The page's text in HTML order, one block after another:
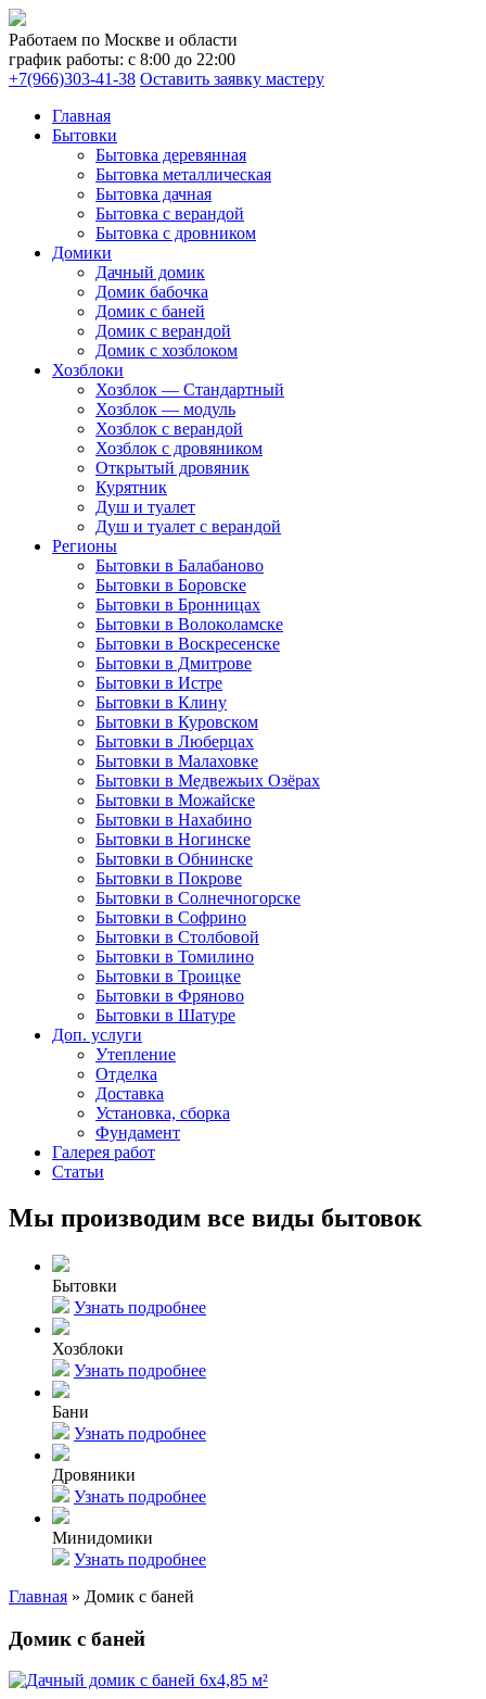
Работаем по Москве и области
график работы: с 8:00 до 22:00
+7(966)303-41-38 Оставить заявку мастеру
Главная
Бытовки
Бытовка деревянная
Бытовка металлическая
Бытовка дачная
Бытовка с верандой
Бытовка с дровником
Домики
Дачный домик
Домик бабочка
Домик с баней
Домик с верандой
Домик с хозблоком
Хозблоки
Хозблок — Стандартный
Хозблок — модуль
Хозблок с верандой
Хозблок с дровяником
Открытый дровяник
Курятник
Душ и туалет
Душ и туалет с верандой
Регионы
Бытовки в Балабаново
Бытовки в Боровске
Бытовки в Бронницах
Бытовки в Волоколамске
Бытовки в Воскресенске
Бытовки в Дмитрове
Бытовки в Истре
Бытовки в Клину
Бытовки в Куровском
Бытовки в Люберцах
Бытовки в Малаховке
Бытовки в Медвежьих Озёрах
Бытовки в Можайске
Бытовки в Нахабино
Бытовки в Ногинске
Бытовки в Обнинске
Бытовки в Покрове
Бытовки в Солнечногорске
Бытовки в Софрино
Бытовки в Столбовой
Бытовки в Томилино
Бытовки в Троицке
Бытовки в Фряново
Бытовки в Шатуре
Доп. услуги
Утепление
Отделка
Доставка
Установка, сборка
Фундамент
Галерея работ
Статьи
Мы производим все виды бытовок
Бытовки
Узнать подробнее
Хозблоки
Узнать подробнее
Бани
Узнать подробнее
Дровяники
Узнать подробнее
Минидомики
Узнать подробнее
Главная » Домик с баней
Домик с баней